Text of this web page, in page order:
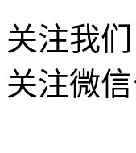
关注我们
关注微